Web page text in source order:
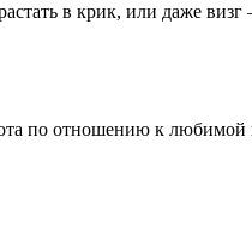
в крик, или даже
по отношению к любимой